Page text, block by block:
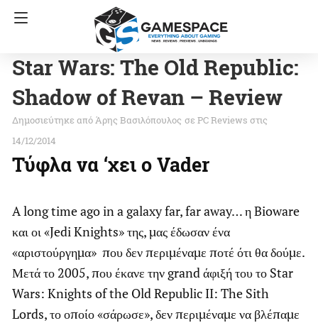
Star Wars: The Old Republic:
Shadow of Revan – Review
Άρης Βασιλόπουλος σε PC Reviews στις
14/12/2014
Τύφλα να ‘χει ο Vader
A long time ago in a galaxy far, far away… η Bioware
και οι «Jedi Knights» της, μας έδωσαν ένα
«αριστούργημα» που δεν περιμέναμε ποτέ ότι θα δούμε.
Μετά το 2005, που έκανε την grand άφιξή του το Star
Wars: Knights of the Old Republic II: The Sith
Lords, το οποίο «σάρωσε», δεν περιμέναμε να βλέπαμε